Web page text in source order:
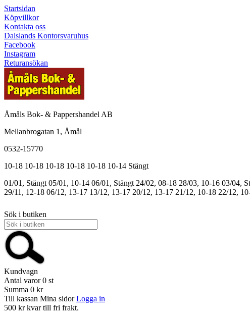
Startsidan
Köpvillkor
Kontakta oss
Dalslands Kontorsvaruhus
Facebook
Instagram
Returansökan
Åmåls Bok- & Pappershandel AB
Mellanbrogatan 1, Åmål
0532-15770
10-18 10-18 10-18 10-18 10-18 10-14 Stängt
01/01, Stängt 05/01, 10-14 06/01, Stängt 24/02, 08-18 28/03, 10-16 03/04,
29/11, 12-18 06/12, 13-17 13/12, 13-17 20/12, 13-17 21/12, 10-18 22/12,
Sök i butiken
Kundvagn
Antal varor 0 st
Summa 0 kr
Till kassan Mina sidor Logga in
500 kr kvar till fri frakt.